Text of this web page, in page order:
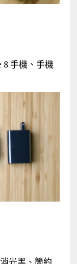
手機、手機
光黑、簡約